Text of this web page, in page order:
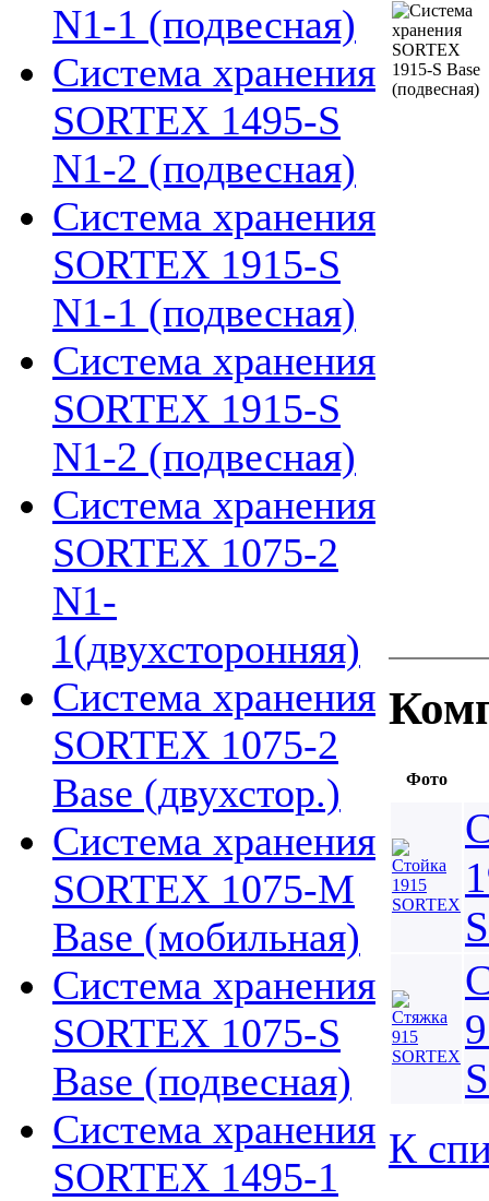
N1-1 (подвесная)
Система хранения
SORTEX 1495-S
N1-2 (подвесная)
Система хранения
SORTEX 1915-S
N1-1 (подвесная)
Система хранения
SORTEX 1915-S
N1-2 (подвесная)
Система хранения
SORTEX 1075-2
N1-
1(двухсторонняя)
Система хранения
SORTEX 1075-2
Base (двухстор.)
Система хранения
SORTEX 1075-M
Base (мобильная)
Система хранения
SORTEX 1075-S
Base (подвесная)
Система хранения
SORTEX 1495-1
Фото
К